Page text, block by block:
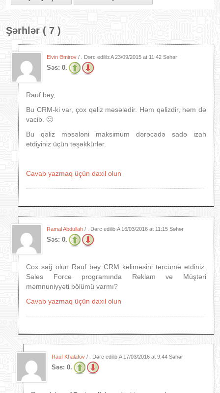
Şərhlər ( 7 )
Elvin Əmirov / . Dərc edilib:A23/09/2015 at 11:42 Səhər
Səs: 0.
Rauf bəy,
Bu CRM-ki var, çox qəliz məsələdir. Həm qəlizdir, həm də
vacib. 🙂
Bu qəliz məsələni maksimum dərəcədə sadə izah
etdiyiniz üçün təşəkkürlər.
Cavab yazmaq üçün daxil olun
Ramal Abdullah / . Dərc edilib:A 16/03/2016 at 11:15 Səhər
Səs: 0.
Cox sağ olun Rauf bəy CRM kəliməsini tərcümə etdiniz.
Sales Force programında Reklam və Müştəri
məmnuniyyəti bölümü varmı?
Cavab yazmaq üçün daxil olun
Rauf Khalafov / . Dərc edilib:A 17/03/2016 at 9:44 Səhər
Səs: 0.